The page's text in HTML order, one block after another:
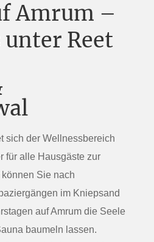
Amrum –
unter Reet
sich der Wellnessbereich
für alle Hausgäste zur
Sie nach
im Kniepsand
auf Amrum die Seele
baumeln lassen.